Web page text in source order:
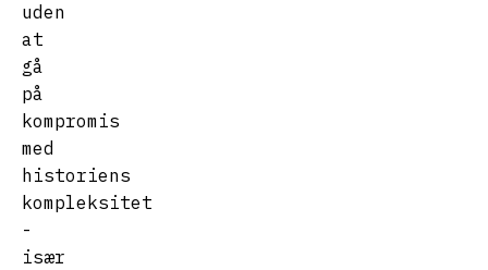
uden
at
gå
på
kompromis
med
historiens
kompleksitet
-
især